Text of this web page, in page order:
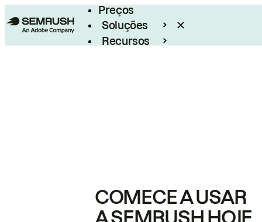
Preços
Soluções
Recursos
COMECE A USAR
A SEMRUSH HOJE